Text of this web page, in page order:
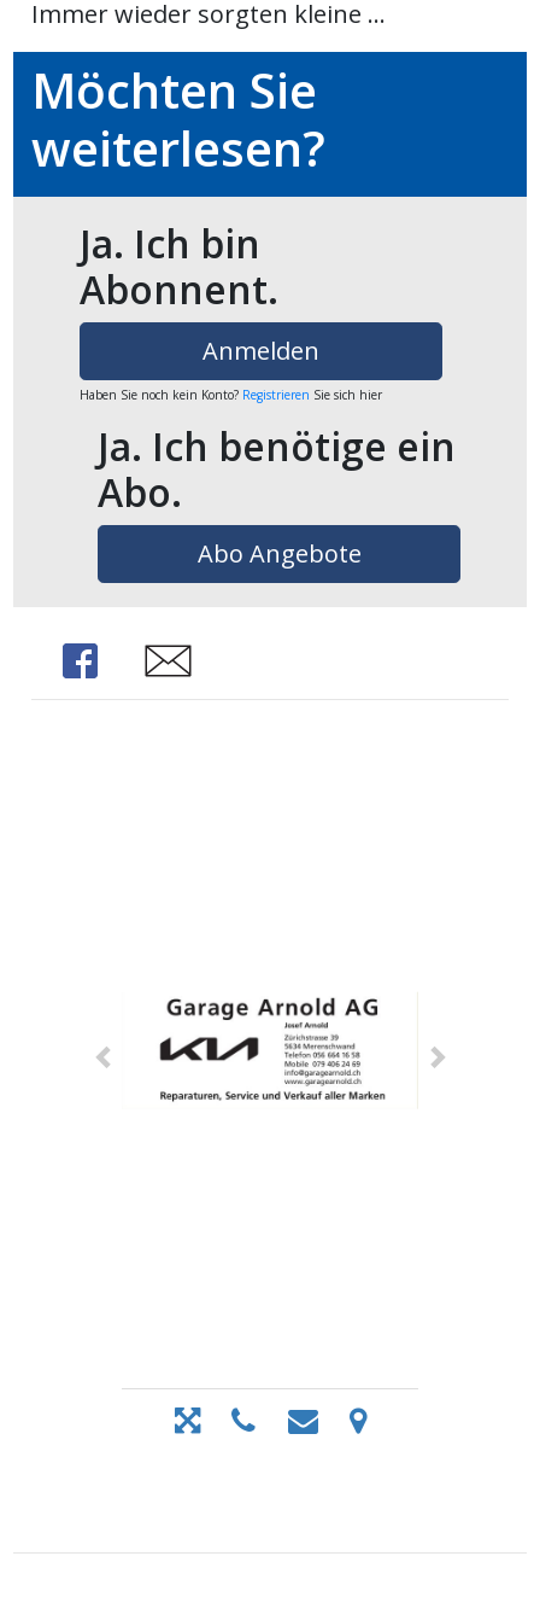
Immer wieder sorgten kleine ...
Möchten Sie
weiterlesen?
Ja. Ich bin
Abonnent.
Anmelden
Haben Sie noch kein Konto? Registrieren Sie sich hier
Ja. Ich benötige ein
Abo.
Abo Angebote
Share Share